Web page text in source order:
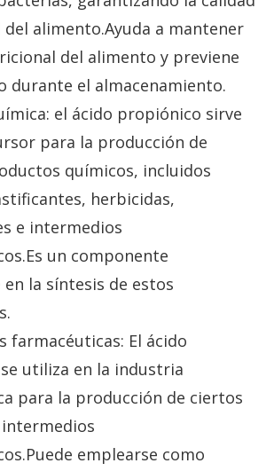
del alimento.Ayuda a mantener
del alimento y previene
durante el almacenamiento.
el ácido propiónico sirve
para la producción de
químicos, incluidos
herbicidas,
e intermedios
un componente
la síntesis de estos
farmacéuticas: El ácido
utiliza en la industria
para la producción de ciertos
emplearse como